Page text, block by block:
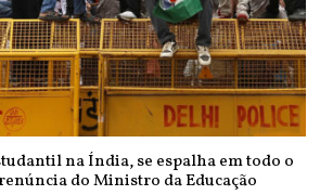
na Índia, se espalha em todo o
do Ministro da Educação